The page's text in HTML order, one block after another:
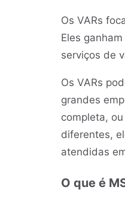
Os VARs
Eles
serviços de
Os VARs
grandes
completa,
diferentes,
atendidas
O que é